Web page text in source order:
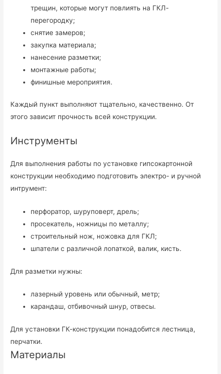
трещин, которые могут повлиять на ГКЛ-
перегородку;
снятие замеров;
закупка материала;
нанесение разметки;
монтажные работы;
финишные мероприятия.
Каждый пункт выполняют тщательно, качественно. От
этого зависит прочность всей конструкции.
Инструменты
Для выполнения работы по установке гипсокартонной
конструкции необходимо подготовить электро- и ручной
интрумент:
перфоратор, шуруповерт, дрель;
просекатель, ножницы по металлу;
строительный нож, ножовка для ГКЛ;
шпатели с различной лопаткой, валик, кисть.
Для разметки нужны:
лазерный уровень или обычный, метр;
карандаш, отбивочный шнур, отвесы.
Для установки ГК-конструкции понадобится лестница,
перчатки.
Материалы